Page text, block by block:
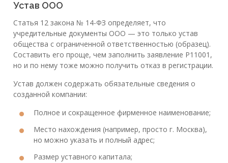
Устав ООО
Статья 12 закона № 14-ФЗ определяет, что
учредительные документы ООО — это только устав
общества с ограниченной ответственностью (образец).
Составить его проще, чем заполнить заявление Р11001,
но и по нему тоже можно получить отказ в регистрации.
Устав должен содержать обязательные сведения о
созданной компании:
Полное и сокращенное фирменное наименование;
Место нахождения (например, просто г. Москва),
но можно указать и полный адрес;
Размер уставного капитала;